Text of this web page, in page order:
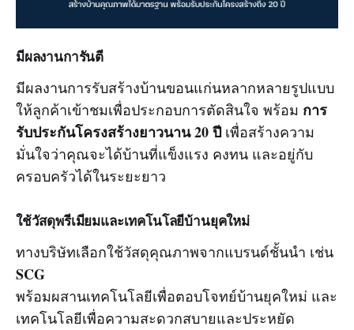
มีผลงานการันตี
มีผลงานการรับสร้างบ้านขอนแก่นหลากหลายรูปแบบ
ให้ลูกค้าเข้าชมเพื่อประกอบการตัดสินใจ พร้อม การ
รับประกันโครงสร้างยาวนาน 20 ปี เพื่อสร้างความ
มั่นใจว่าคุณจะได้บ้านที่แข็งแรง คงทน และอยู่กับ
ครอบครัวได้ในระยะยาว
ใช้วัสดุพรีเมียมและเทคโนโลยีบ้านยุคใหม่
ทางบริษัทเลือกใช้วัสดุคุณภาพจากแบรนด์ชั้นนำ เช่น
SCG
พร้อมผสานเทคโนโลยีเพื่อตอบโจทย์บ้านยุคใหม่ และ
เทคโนโลยีเพื่อความสะดวกสบายและประหยัด